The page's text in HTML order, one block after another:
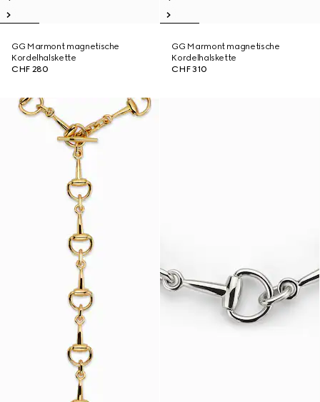
GG Marmont magnetische
Kordelhalskette
CHF 280
GG Marmont magnetische
Kordelhalskette
CHF 310